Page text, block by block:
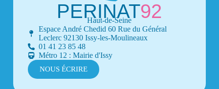
PERINAT92
Haut-de-Seine
Espace André Chedid 60 Rue du Général
Leclerc 92130 Issy-les-Moulineaux
01 41 23 85 48
Métro 12 : Mairie d'Issy
NOUS ÉCRIRE